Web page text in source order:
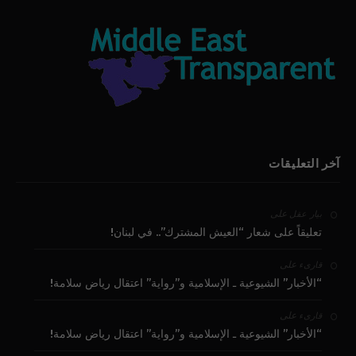
آخر التعليقات
بيار عقل على
تعليقاً على شعار “العيش المشترك”.. في لبنان!
قارىء على
“الأخبار” الشيوعية ـ الإسلامية و”رواية” اعتقال رياض سلامة!
قارىء على
“الأخبار” الشيوعية ـ الإسلامية و”رواية” اعتقال رياض سلامة!